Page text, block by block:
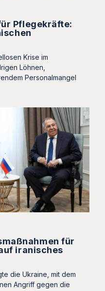
Pflegekräfte:
Krise im
Löhnen,
Personalmangel
für
iranisches
die Ukraine, mit dem
Angriff gegen die